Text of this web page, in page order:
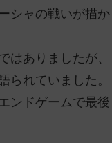
シャの戦いが描か
はありましたが、
られていました。
ンドゲームで最後